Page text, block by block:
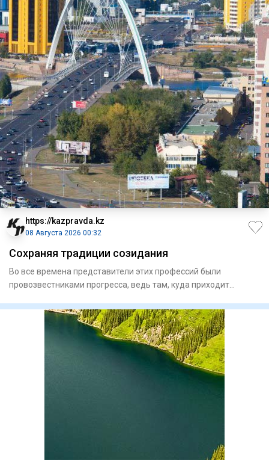
https://kazpravda.kz
08 Августа 2026 00:32
Сохраняя традиции созидания
Во все времена представители этих профессий были
провозвестниками прогресса, ведь там, куда приходит